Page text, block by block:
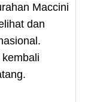
Maccini
dan